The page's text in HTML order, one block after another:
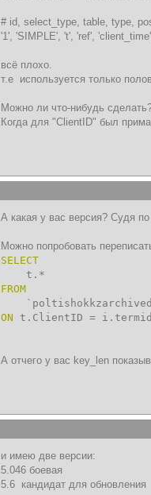
# id, select_type, table, type,
'1', 'SIMPLE', 't', 'ref',
всё плохо.
т.е используется только
Можно ли что-нибудь
Когда для "ClientID" был
А какая у вас версия? Судя
Можно попробовать
SELECT
t.*
FROM
ON t.ClientID =
А отчего у вас key_len
и имею две версии:
5.046 боевая
5.6 кандидат для обновления